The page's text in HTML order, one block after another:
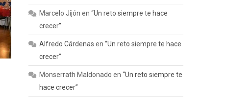
Marcelo Jijón en“Un reto siempre te hace
crecer”
Alfredo Cárdenas en“Un reto siempre te hace
crecer”
Monserrath Maldonado en“Un reto siempre te
hace crecer”